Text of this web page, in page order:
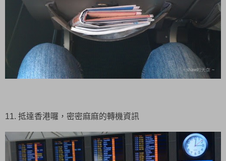
11. 抵達香港囉，密密麻麻的轉機資訊